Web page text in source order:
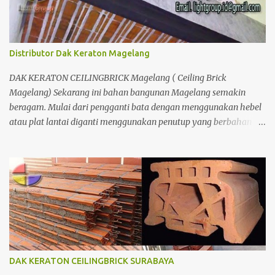
Distributor Dak Keraton Magelang
DAK KERATON CEILINGBRICK Magelang ( Ceiling Brick
Magelang) Sekarang ini bahan bangunan Magelang semakin
beragam. Mulai dari pengganti bata dengan menggunakan hebel
atau plat lantai diganti menggunakan penutup yang berbahan
DAK KERATON CEILINGBRICK SURABAYA